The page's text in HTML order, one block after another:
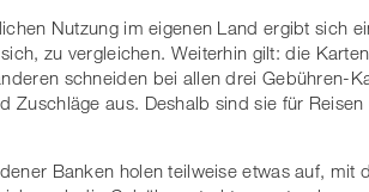
Nutzung im eigenen Land ergibt sich
zu vergleichen. Weiterhin gilt: die
schneiden bei allen drei Gebühren-
Zuschläge aus. Deshalb sind sie für
Banken holen teilweise etwas auf, mit